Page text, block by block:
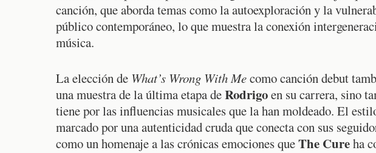
canción, que aborda temas como la autoexploración y la
público contemporáneo, lo que muestra la conexión
música.
La elección de What’s Wrong With Mecomo canción debut
una muestra de la última etapa deRodrigoen su carrera, sino
tiene por las influencias musicales que la han moldeado. El
marcado por una autenticidad cruda que conecta con sus
como un homenaje a las crónicas emociones queThe Cureha